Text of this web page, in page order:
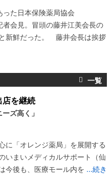
た日本保険薬局協会
者会見。冒頭の藤井江美会長の
新鮮だった。 藤井会長は挨拶
店を継続
ズ高く」
に「オレンジ薬局」を展開する
いまいメディカルサポート（仙
今後も、医療モール内を ...続き